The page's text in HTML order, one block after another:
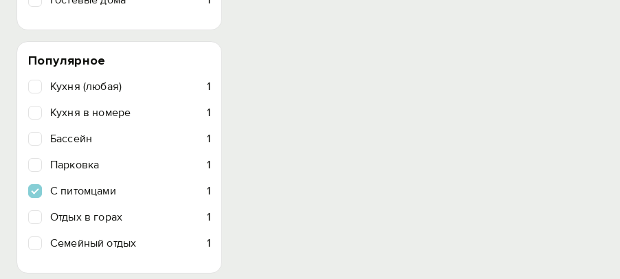
Популярное
Кухня (любая)
1
Кухня в номере
1
Бассейн
1
Парковка
1
C питомцами
1
Отдых в горах
1
Семейный отдых
1